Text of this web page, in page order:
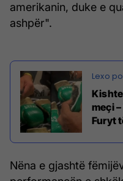
amerikanin, duke e
ashpër".
meçi
Furyt
Nëna e gjashtë